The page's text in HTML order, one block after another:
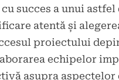
succes a unui astfel
atentă și
proiectului
echipelor
asupra aspectelor